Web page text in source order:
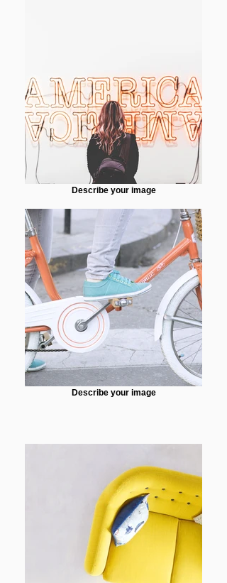
Describe your image
Describe your image